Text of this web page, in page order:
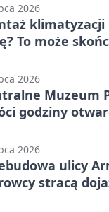
2026
klimatyzacji
To może
2026
Muzeum
godziny
2026
ulicy
stracą